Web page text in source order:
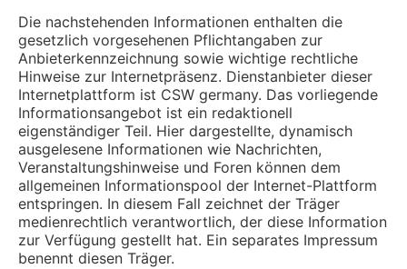
Die nachstehenden Informationen enthalten die
gesetzlich vorgesehenen Pflichtangaben zur
Anbieterkennzeichnung sowie wichtige rechtliche
Hinweise zur Internetpräsenz. Dienstanbieter dieser
Internetplattform ist CSW germany. Das vorliegende
Informationsangebot ist ein redaktionell
eigenständiger Teil. Hier dargestellte, dynamisch
ausgelesene Informationen wie Nachrichten,
Veranstaltungshinweise und Foren können dem
allgemeinen Informationspool der Internet-Plattform
entspringen. In diesem Fall zeichnet der Träger
medienrechtlich verantwortlich, der diese Information
zur Verfügung gestellt hat. Ein separates Impressum
benennt diesen Träger.